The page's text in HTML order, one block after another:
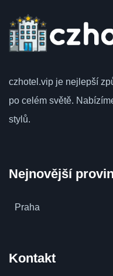
czhotel.vip je nejlepší
po celém světě.
stylů.
Nejnovější
Praha
Kontakt